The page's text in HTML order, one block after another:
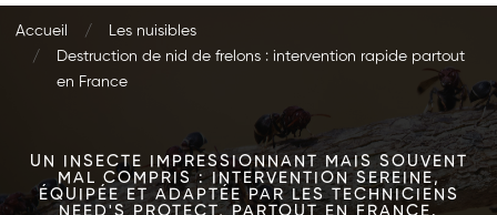
Accueil
Les nuisibles
Destruction de nid de frelons : intervention rapide partout
en France
UN INSECTE IMPRESSIONNANT MAIS SOUVENT
MAL COMPRIS : INTERVENTION SEREINE,
ÉQUIPÉE ET ADAPTÉE PAR LES TECHNICIENS
NEED'S PROTECT, PARTOUT EN FRANCE.